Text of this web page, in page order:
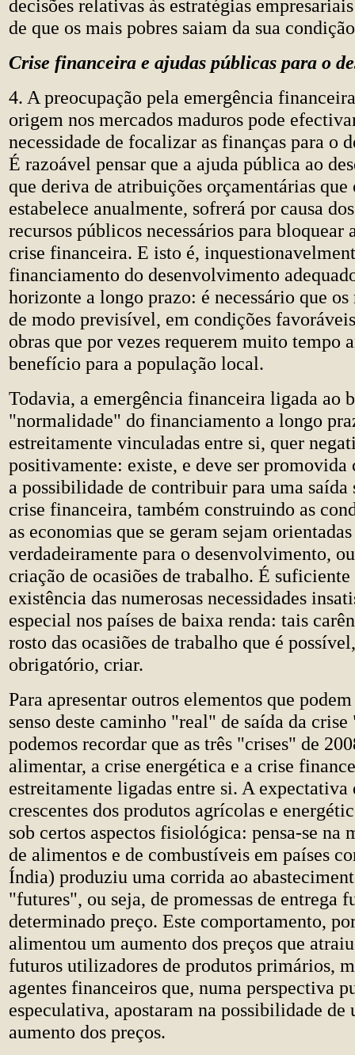
decisões relativas às estratégias
de que os mais pobres saiam da sua
Crise financeira e ajudas públicas para o
4. A preocupação pela emergência
origem nos mercados maduros pode
necessidade de focalizar as finanças para o
É razoável pensar que a ajuda pública ao
que deriva de atribuições orçamentárias que
estabelece anualmente, sofrerá por causa
recursos públicos necessários para bloquear
crise financeira. E isto é,
financiamento do desenvolvimento
horizonte a longo prazo: é necessário que
de modo previsível, em condições
obras que por vezes requerem muito tempo
benefício para a população local.
Todavia, a emergência financeira ligada ao
"normalidade" do financiamento a longo
estreitamente vinculadas entre si, quer
positivamente: existe, e deve ser promovida
a possibilidade de contribuir para uma saída
crise financeira, também construindo as
as economias que se geram sejam orientadas
verdadeiramente para o desenvolvimento,
criação de ocasiões de trabalho. É suficiente
existência das numerosas necessidades
especial nos países de baixa renda: tais
rosto das ocasiões de trabalho que é
obrigatório, criar.
Para apresentar outros elementos que
senso deste caminho "real" de saída da
podemos recordar que as três "crises" de
alimentar, a crise energética e a crise
estreitamente ligadas entre si. A expectativa
crescentes dos produtos agrícolas e
sob certos aspectos fisiológica: pensa-se na
de alimentos e de combustíveis em países
Índia) produziu uma corrida ao
"futures", ou seja, de promessas de entrega
determinado preço. Este comportamento,
alimentou um aumento dos preços que
futuros utilizadores de produtos primários,
agentes financeiros que, numa perspectiva
especulativa, apostaram na possibilidade
aumento dos preços.